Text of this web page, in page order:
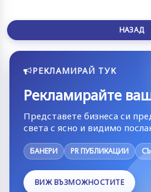
НАЗАД
РЕКЛАМИРАЙ ТУК
Рекламирайте
Представете бизнеса си
света с ясно и видимо
БАНЕРИ PR ПУБЛИКАЦИИ
ВИЖ ВЪЗМОЖНОСТИТЕ